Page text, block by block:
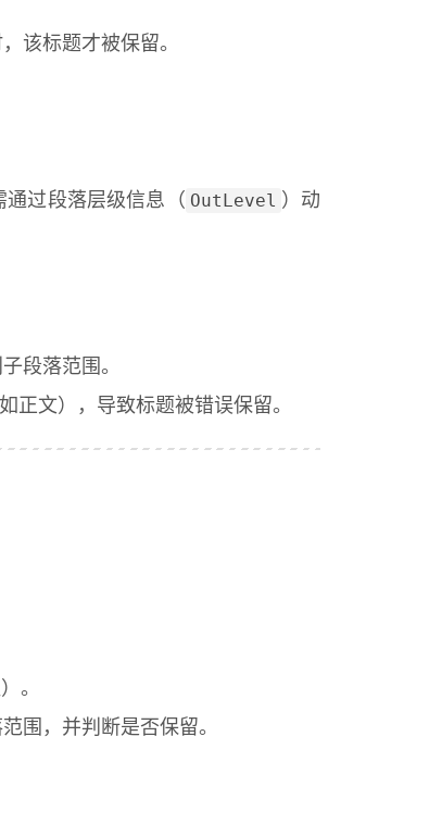
该标题才被保留。
通过段落层级信息（ OutLevel ）动
段落范围。
正文），导致标题被错误保留。
。
围，并判断是否保留。